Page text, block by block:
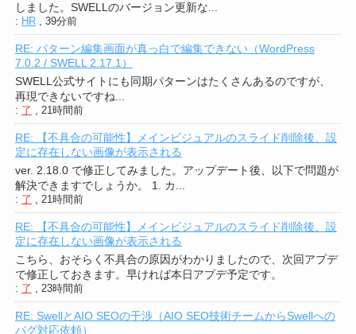
しました。SWELLのバージョン更新な...
: HR, 39分前
RE: パターン編集画面が真っ白で編集できない（WordPress
7.0.2 / SWELL 2.17.1）
SWELL公式サイトにも同期パターンはたくさんあるのですが、
再現できないですね...
: 了 , 21時間前
RE: 【不具合の可能性】メインビジュアルのスライド削除後、設
定に存在しない画像が表示される
ver. 2.18.0 で修正してみました。アップデート後、以下で問題が
解決できますでしょうか。 1. カ...
: 了 , 21時間前
RE: 【不具合の可能性】メインビジュアルのスライド削除後、設
定に存在しない画像が表示される
こちら、おそらく不具合の原因がわかりましたので、次回アプデ
で修正しておきます。早ければ本日アプデ予定です。
: 了 , 23時間前
RE: SwellとAIO SEOの干渉（AIO SEO技術チームからSwellへの
バグ対応依頼）